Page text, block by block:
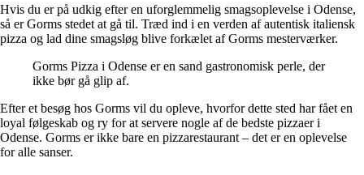
Hvis du er på udkig efter en uforglemmelig smagsoplevelse i Odense,
så er Gorms stedet at gå til. Træd ind i en verden af autentisk italiensk
pizza og lad dine smagsløg blive forkælet af Gorms mesterværker.
Gorms Pizza i Odense er en sand gastronomisk perle, der
ikke bør gå glip af.
Efter et besøg hos Gorms vil du opleve, hvorfor dette sted har fået en
loyal følgeskab og ry for at servere nogle af de bedste pizzaer i
Odense. Gorms er ikke bare en pizzarestaurant – det er en oplevelse
for alle sanser.